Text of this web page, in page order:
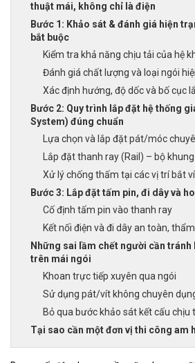
thuật mái, không chỉ là điện
Bước 1: Khảo sát & đánh giá hiện
bắt buộc
Kiểm tra khả năng chịu tải của hệ
Đánh giá chất lượng và loại ngói
Xác định hướng, độ dốc và bố cục
Bước 2: Quy trình lắp đặt hệ thống
System) đúng chuẩn
Lựa chọn và lắp đặt pát/móc
Lắp đặt thanh ray (Rail) – bộ
Xử lý chống thấm tại các vị trí bắt
Bước 3: Lắp đặt tấm pin, đi dây và
Cố định tấm pin vào thanh ray
Kết nối điện và đi dây an toàn,
Những sai lầm chết người cần
trên mái ngói
Khoan trực tiếp xuyên qua ngói
Sử dụng pát/vít không chuyên
Bỏ qua bước khảo sát kết cấu chịu
Tại sao cần một đơn vị thi công am